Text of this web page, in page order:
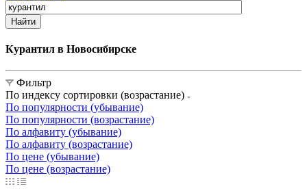
Найти
Курантил в Новосибирске
Фильтр
По индексу сортировки (возрастание)
По популярности (убывание)
По популярности (возрастание)
По алфавиту (убывание)
По алфавиту (возрастание)
По цене (убывание)
По цене (возрастание)